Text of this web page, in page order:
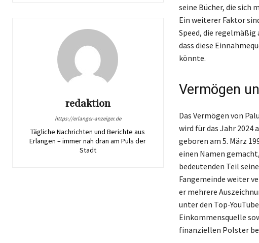
redaktion
https://erlanger-anzeiger.de
Tägliche Nachrichten und Berichte aus
Erlangen – immer nah dran am Puls der
Stadt
seine Bücher, die sich
Ein weiterer Faktor
Speed, die
dass diese
könnte.
Vermögen
Das Vermögen von
wird für das Jahr 2024
geboren am 5. März
einen Namen
bedeutenden Teil
Fangemeinde weiter
er mehrere
unter den Top-
Einkommensquelle
finanziellen Polster